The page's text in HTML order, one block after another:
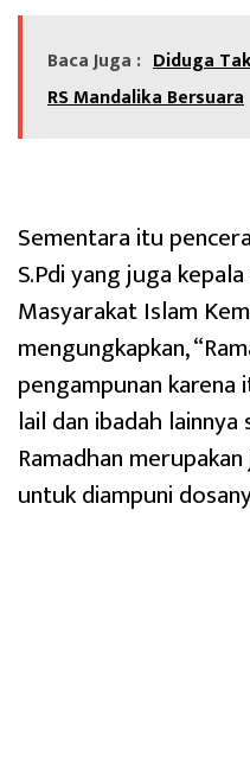
Baca Juga : Diduga
RS Mandalika Bersuara
Sementara itu
S.Pdi yang juga
Masyarakat Islam
mengungkapkan,
pengampunan karena
lail dan ibadah
Ramadhan
untuk diampuni